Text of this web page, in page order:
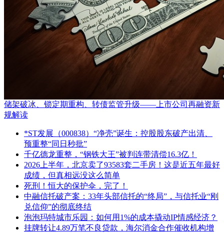
储架破冰、锁定期重构、转债监管升级——上市公司再融资新
规解读
*ST发展（000838）“净壳”诞生：控股股东破产出清、
预重整“同日秒批”
千亿德龙重整，“钢铁大王”被判连带清偿16.3亿！
2026上半年，北京卖了93583套二手房！这是近五年最好
成绩，但真相远没这么简单
死刑！恒大的保护伞，完了！
中融信托破产案：33年头部信托的“终局”，与信托业“刚
兑信仰”的彻底终结
泡泡玛特城市乐园：如何用1%的成本撬动IP情感经济？
挂牌转让4.89万笔不良贷款，海尔消金合作催收机构增